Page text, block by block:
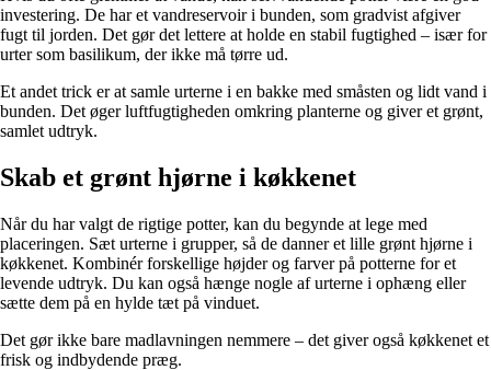
investering. De har et vandreservoir i bunden, som gradvist afgiver
fugt til jorden. Det gør det lettere at holde en stabil fugtighed – især for
urter som basilikum, der ikke må tørre ud.
Et andet trick er at samle urterne i en bakke med småsten og lidt vand i
bunden. Det øger luftfugtigheden omkring planterne og giver et grønt,
samlet udtryk.
Skab et grønt hjørne i køkkenet
Når du har valgt de rigtige potter, kan du begynde at lege med
placeringen. Sæt urterne i grupper, så de danner et lille grønt hjørne i
køkkenet. Kombinér forskellige højder og farver på potterne for et
levende udtryk. Du kan også hænge nogle af urterne i ophæng eller
sætte dem på en hylde tæt på vinduet.
Det gør ikke bare madlavningen nemmere – det giver også køkkenet et
frisk og indbydende præg.